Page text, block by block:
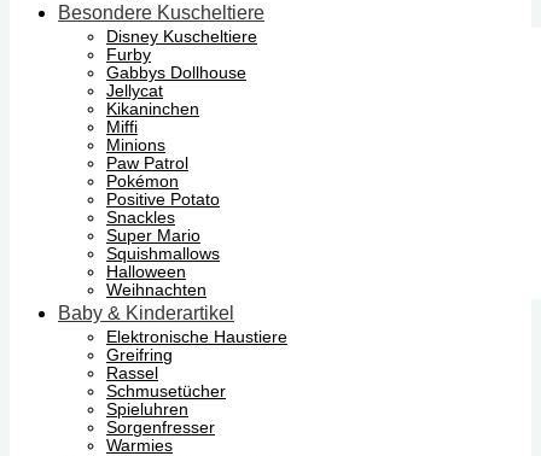
Besondere Kuscheltiere
Disney Kuscheltiere
Furby
Gabbys Dollhouse
Jellycat
Kikaninchen
Miffi
Minions
Paw Patrol
Pokémon
Positive Potato
Snackles
Super Mario
Squishmallows
Halloween
Weihnachten
Baby & Kinderartikel
Elektronische Haustiere
Greifring
Rassel
Schmusetücher
Spieluhren
Sorgenfresser
Warmies